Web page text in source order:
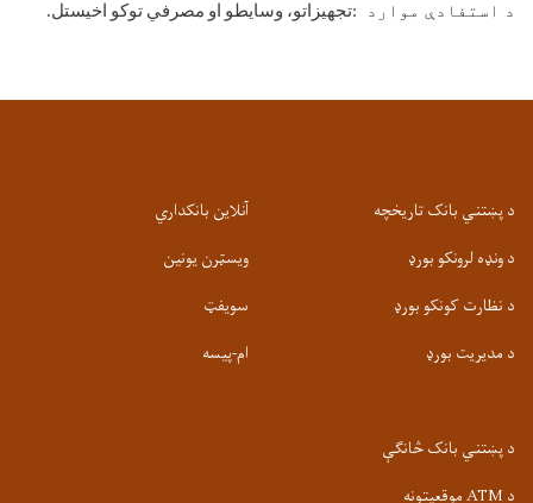
د استفادې موارد
:تجهیزاتو، وسایطو او مصرفي توکو اخیستل.
د پښتني بانک تاریخچه
د ونډه لرونکو بورډ
د نظارت کونکو بورډ
د مدیریت بورډ
آنلاین بانکداري
ویسټرن یونین
سویفټ
ام-پيسه
د پښتني بانک څانګې
د ATM موقعیتونه